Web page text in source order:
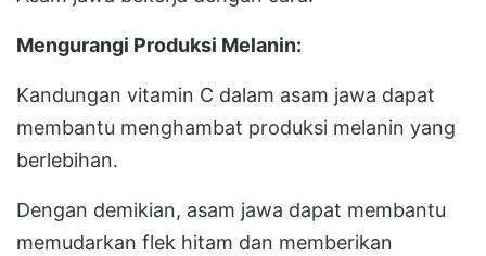
Mengurangi Produksi Melanin:
Kandungan vitamin C dalam asam jawa dapat
membantu menghambat produksi melanin yang
berlebihan.
Dengan demikian, asam jawa dapat membantu
memudarkan flek hitam dan memberikan